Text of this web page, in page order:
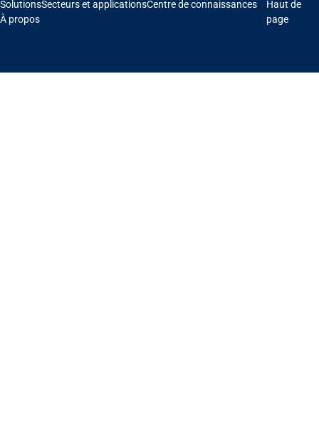
SolutionsSecteurs et applicationsCentre de connaissances
À propos
Haut de
page